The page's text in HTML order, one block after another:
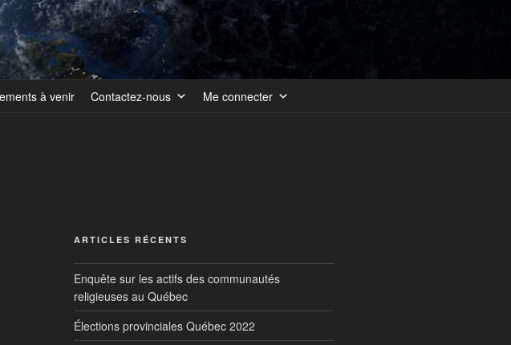
à venir Contactez-nous Me connecter
ARTICLES RÉCENTS
Enquête sur les actifs des communautés
religieuses au Québec
Élections provinciales Québec 2022